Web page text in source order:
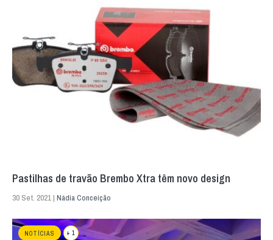
Pastilhas de travão Brembo Xtra têm novo design
30 Set. 2021 | Nádia Conceição
NOTÍCIAS + 1